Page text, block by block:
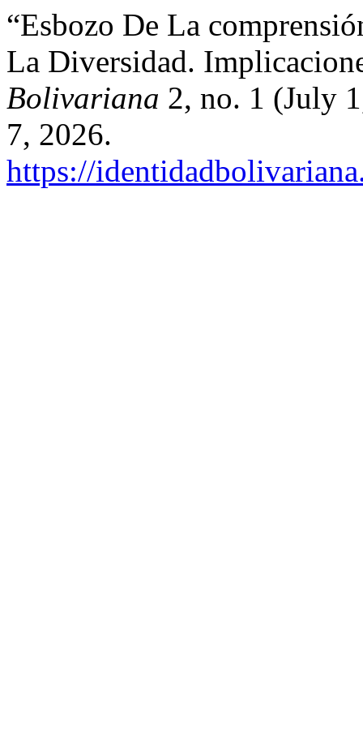
“Esbozo De La
La Diversidad.
Bolivariana 2, no. 1 (July
7, 2026.
https://